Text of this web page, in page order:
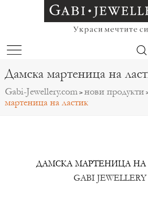
Дамска мартеница на
Gabi-Jewellery.com > нови продукти
мартеница на ластик
ДАМСКА МАРТЕНИЦА НА
GABI JEWELLERY